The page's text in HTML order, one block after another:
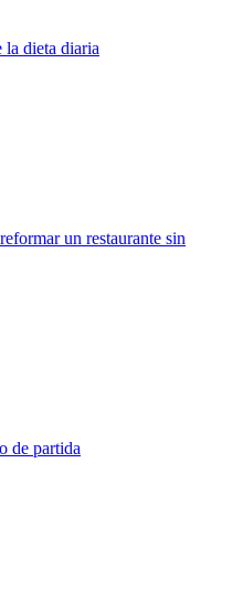
dieta diaria
un restaurante sin
de partida